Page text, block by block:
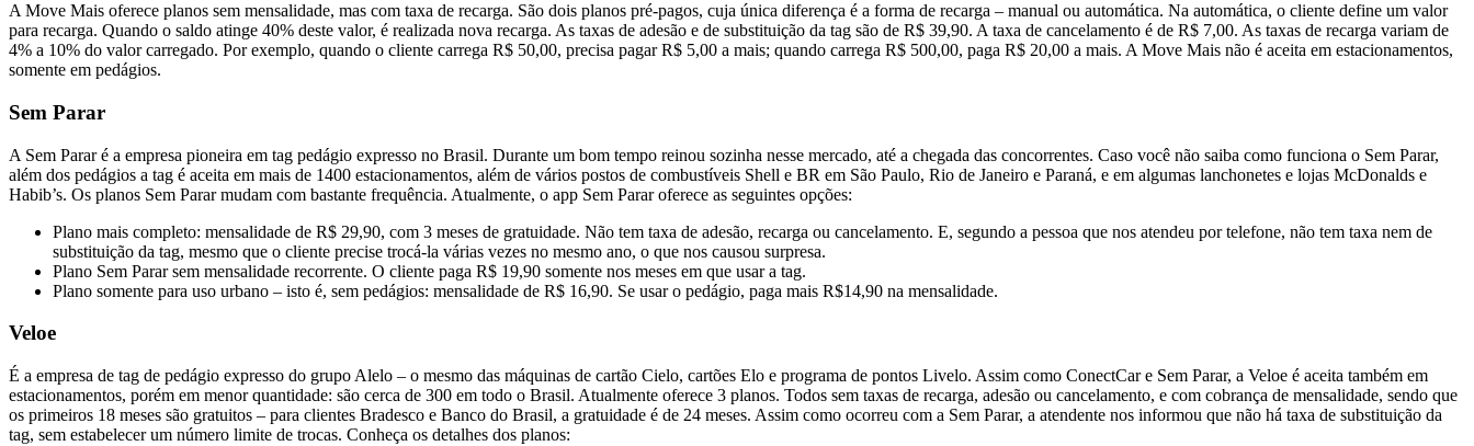
A Move Mais oferece planos sem mensalidade, mas com taxa de recarga. São dois planos pré-pagos, cuja única diferença é a forma de recarga – manual ou automática. Na automática, o cliente define um valor
para recarga. Quando o saldo atinge 40% deste valor, é realizada nova recarga. As taxas de adesão e de substituição da tag são de R$ 39,90. A taxa de cancelamento é de R$ 7,00. As taxas de recarga variam de
4% a 10% do valor carregado. Por exemplo, quando o cliente carrega R$ 50,00, precisa pagar R$ 5,00 a mais; quando carrega R$ 500,00, paga R$ 20,00 a mais. A Move Mais não é aceita em estacionamentos,
somente em pedágios.
Sem Parar
A Sem Parar é a empresa pioneira em tag pedágio expresso no Brasil. Durante um bom tempo reinou sozinha nesse mercado, até a chegada das concorrentes. Caso você não saiba como funciona o Sem Parar,
além dos pedágios a tag é aceita em mais de 1400 estacionamentos, além de vários postos de combustíveis Shell e BR em São Paulo, Rio de Janeiro e Paraná, e em algumas lanchonetes e lojas McDonalds e
Habib’s. Os planos Sem Parar mudam com bastante frequência. Atualmente, o app Sem Parar oferece as seguintes opções:
Plano mais completo: mensalidade de R$ 29,90, com 3 meses de gratuidade. Não tem taxa de adesão, recarga ou cancelamento. E, segundo a pessoa que nos atendeu por telefone, não tem taxa nem de
substituição da tag, mesmo que o cliente precise trocá-la várias vezes no mesmo ano, o que nos causou surpresa.
Plano Sem Parar sem mensalidade recorrente. O cliente paga R$ 19,90 somente nos meses em que usar a tag.
Plano somente para uso urbano – isto é, sem pedágios: mensalidade de R$ 16,90. Se usar o pedágio, paga mais R$14,90 na mensalidade.
Veloe
É a empresa de tag de pedágio expresso do grupo Alelo – o mesmo das máquinas de cartão Cielo, cartões Elo e programa de pontos Livelo. Assim como ConectCar e Sem Parar, a Veloe é aceita também em
estacionamentos, porém em menor quantidade: são cerca de 300 em todo o Brasil. Atualmente oferece 3 planos. Todos sem taxas de recarga, adesão ou cancelamento, e com cobrança de mensalidade, sendo que
os primeiros 18 meses são gratuitos – para clientes Bradesco e Banco do Brasil, a gratuidade é de 24 meses. Assim como ocorreu com a Sem Parar, a atendente nos informou que não há taxa de substituição da
tag, sem estabelecer um número limite de trocas. Conheça os detalhes dos planos: